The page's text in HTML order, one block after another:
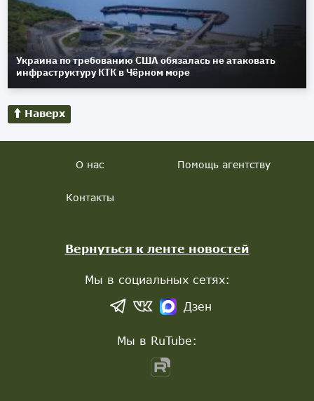
Украина по требованию США обязалась не атаковать
инфраструктуру КТК в Чёрном море
Наверх
О нас Помощь агентству
Контакты
Вернуться к ленте новостей
Мы в социальных сетях:
Дзен
Мы в RuTube: